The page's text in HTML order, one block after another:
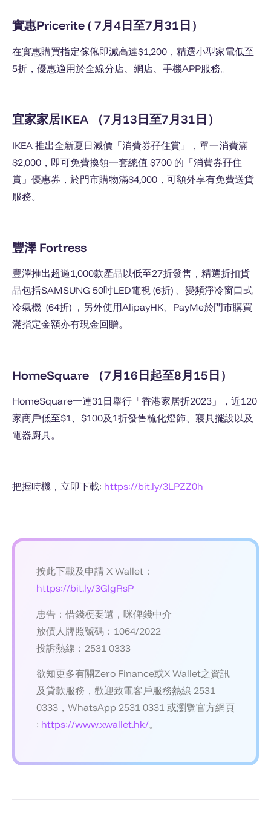
實惠Pricerite ( 7月4日至7月31日）
在實惠購買指定傢俬即減高達$1,200，精選小型家電低至
5折，優惠適用於全線分店、網店、手機APP服務。
宜家家居IKEA （7月13日至7月31日）
IKEA 推出全新夏日減價「消費券孖住賞」，單一消費滿
$2,000，即可免費換領一套總值 $700 的「消費券孖住
賞」優惠券，於門市購物滿$4,000，可額外享有免費送貨
服務。
豐澤 Fortress
豐澤推出超過1,000款產品以低至27折發售，精選折扣貨
品包括SAMSUNG 50吋LED電視 (6折) 、變頻淨冷窗口式
冷氣機 (64折) ，另外使用AlipayHK、PayMe於門市購買
滿指定金額亦有現金回贈。
HomeSquare （7 月16日起至8月15日 ）
HomeSquare一連31日舉行「香港家居折2023」，近120
家商戶低至$1、$100及1折發售梳化燈飾、寢具擺設以及
電器廚具。
把握時機，立即下載: https://bit.ly/3LPZZ0h
按此下載及申請 X Wallet：
https://bit.ly/3GlgRsP
忠告：借錢梗要還，咪俾錢中介
放債人牌照號碼：1064/2022
投訴熱線：2531 0333
欲知更多有關Zero Finance或X Wallet之資訊
及貸款服務，歡迎致電客戶服務熱線 2531
0333，WhatsApp 2531 0331 或瀏覽官方網頁
: https://www.xwallet.hk/。